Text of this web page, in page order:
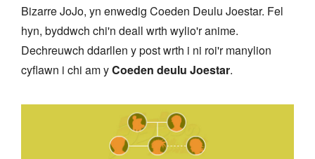
Bizarre JoJo, yn enwedig Coeden Deulu Joestar. Fel
hyn, byddwch chi'n deall wrth wylio'r anime.
Dechreuwch ddarllen y post wrth i ni roi'r manylion
cyflawn i chi am yCoeden deulu Joestar.